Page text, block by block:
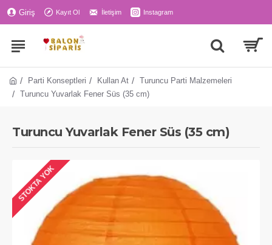
Giriş Kayıt Ol İletişim Instagram
Parti Konseptleri Kullan At
Turuncu Parti Malzemeleri
Turuncu Yuvarlak Fener Süs (35 cm)
Turuncu Yuvarlak Fener Süs (35 cm)
STOKTA YOK